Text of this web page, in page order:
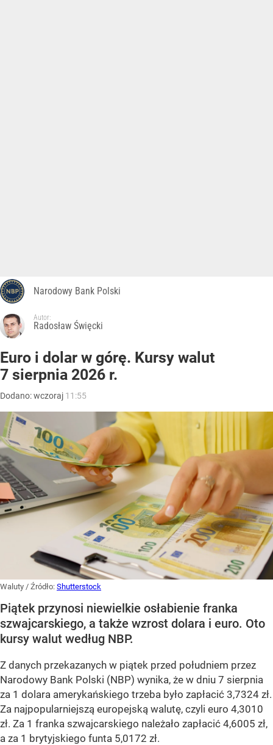
Narodowy Bank Polski
Autor:
Radosław Święcki
Euro i dolar w górę. Kursy walut
7 sierpnia 2026 r.
Dodano:wczoraj 11:55
Waluty / Źródło: Shutterstock
Piątek przynosi niewielkie osłabienie franka
szwajcarskiego, a także wzrost dolara i euro. Oto
kursy walut według NBP.
Z danych przekazanych w piątek przed południem przez
Narodowy Bank Polski (NBP) wynika, że w dniu 7 sierpnia
za 1 dolara amerykańskiego trzeba było zapłacić 3,7324 zł.
Za najpopularniejszą europejską walutę, czyli euro 4,3010
zł. Za 1 franka szwajcarskiego należało zapłacić 4,6005 zł,
a za 1 brytyjskiego funta 5,0172 zł.